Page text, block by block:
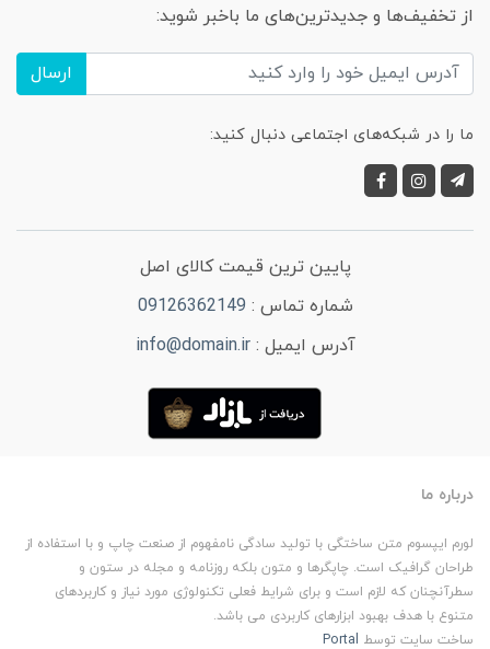
از تخفیف‌ها و جدیدترین‌های ما باخبر شوید:
ارسال
ما را در شبکه‌های اجتماعی دنبال کنید:
پایین ترین قیمت کالای اصل
شماره تماس : 09126362149
آدرس ایمیل :info@domain.ir
درباره ما
لورم ایپسوم متن ساختگی با تولید سادگی نامفهوم از صنعت چاپ و با استفاده از
طراحان گرافیک است. چاپگرها و متون بلکه روزنامه و مجله در ستون و
سطرآنچنان که لازم است و برای شرایط فعلی تکنولوژی مورد نیاز و کاربردهای
متنوع با هدف بهبود ابزارهای کاربردی می باشد.
ساخت سایت توسط Portal